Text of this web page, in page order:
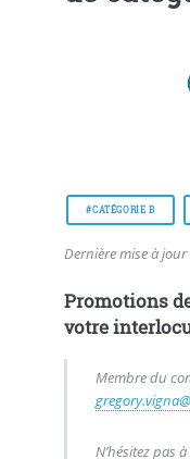
#CATÉGORIE B
Dernière mise à
Promotions
votre
Membre du
N’hésitez pas